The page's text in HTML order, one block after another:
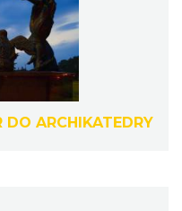
ARCHIKATEDRY